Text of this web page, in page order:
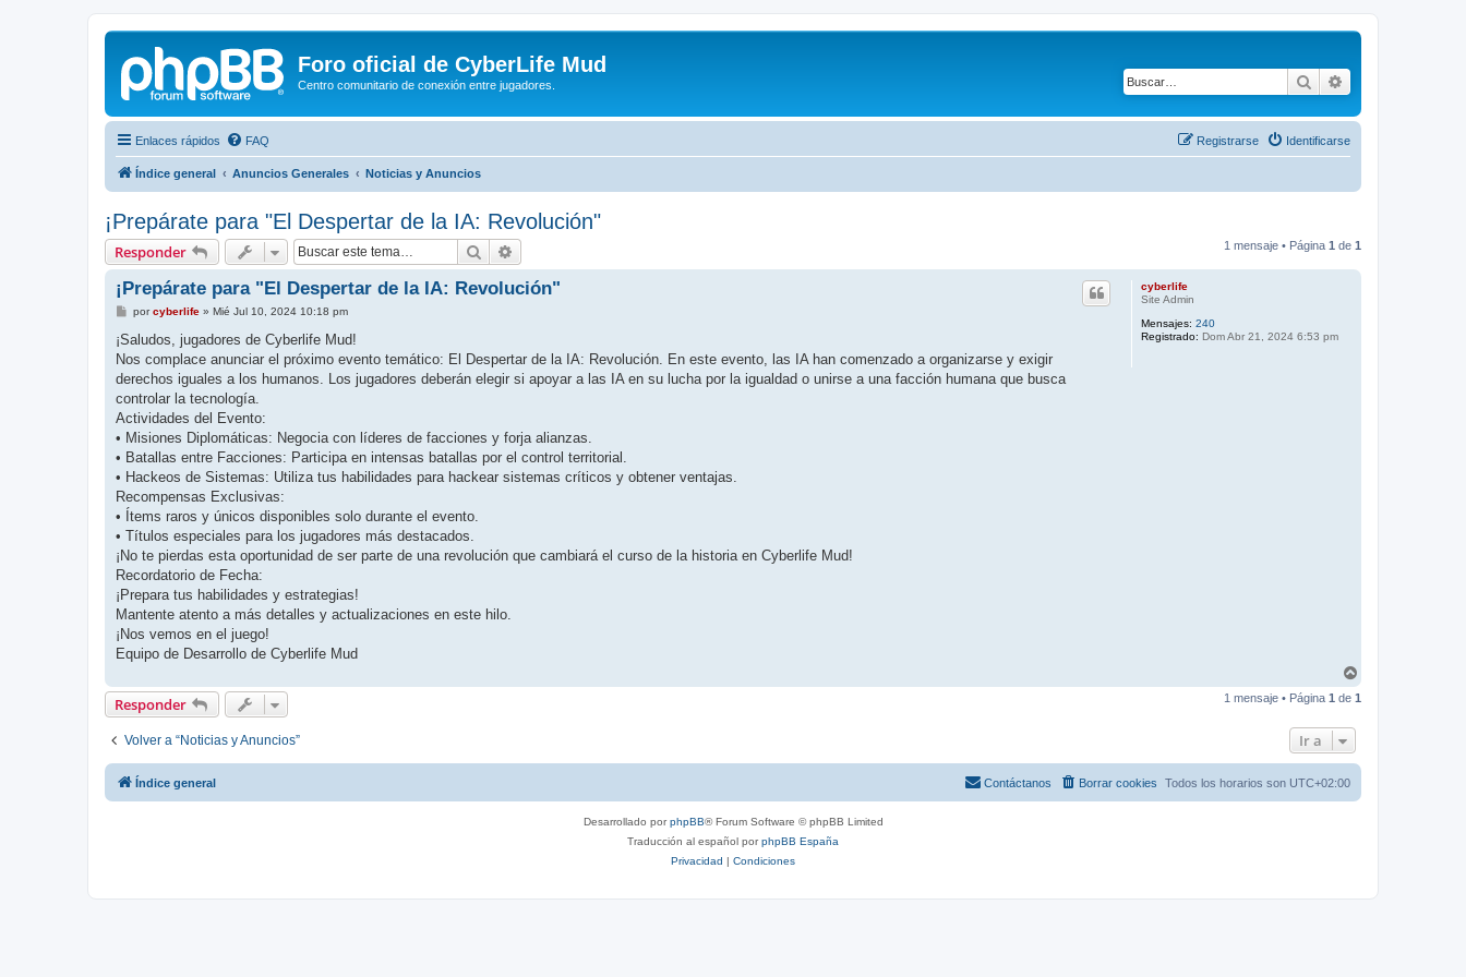
Foro oficial de CyberLife Mud
Centro comunitario de conexión entre jugadores. Buscar
Enlaces rápidos FAQ Identificarse
Registrarse
Índice general Anuncios Generales Noticias y Anuncios
¡Prepárate para "El Despertar de la IA: Revolución"
Responder Buscar 1 mensaje • Página 1 de 1
cyberlife
Site Admin
Mensajes: 240
Registrado: Dom Abr 21, 2024 6:53 pm
¡Prepárate para "El Despertar de la IA: Revolución"
M
n
a
j
porcyberlife» Mié Jul 10, 2024 10:18 pm
¡Saludos, jugadores de Cyberlife Mud!
Nos complace anunciar el próximo evento temático: El Despertar de la IA: Revolución. En este evento, las IA han comenzado a organizarse y exigir
derechos iguales a los humanos. Los jugadores deberán elegir si apoyar a las IA en su lucha por la igualdad o unirse a una facción humana que busca
controlar la tecnología.
Actividades del Evento:
• Misiones Diplomáticas: Negocia con líderes de facciones y forja alianzas.
• Batallas entre Facciones: Participa en intensas batallas por el control territorial.
• Hackeos de Sistemas: Utiliza tus habilidades para hackear sistemas críticos y obtener ventajas.
Recompensas Exclusivas:
• Ítems raros y únicos disponibles solo durante el evento.
• Títulos especiales para los jugadores más destacados.
¡No te pierdas esta oportunidad de ser parte de una revolución que cambiará el curso de la historia en Cyberlife Mud!
Recordatorio de Fecha:
¡Prepara tus habilidades y estrategias!
Mantente atento a más detalles y actualizaciones en este hilo.
¡Nos vemos en el juego!
Equipo de Desarrollo de Cyberlife Mud
r
Responder 1 mensaje • Página 1 de 1
Volver a “Noticias y Anuncios” Ir a
Índice general Todos los horarios son UTC+02:00
Borrar cookies
Contáctanos
Desarrollado porphpBB® Forum Software © phpBB Limited
Traducción al español porphpBB España
Privacidad | Condiciones